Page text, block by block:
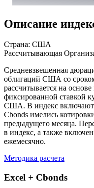
Описание
Страна: США
Рассчитывающая
Средневзвешенная
облигаций США со
рассчитывается на
фиксированной ставкой
США. В индекс
Cbonds имелись
предыдущего месяца.
в индекс, а также
ежемесячно.
Методика расчета
Excel + Cbonds